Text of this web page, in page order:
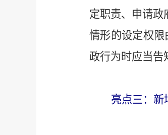
定职责、申请政
情形的设定权限
政行为时应当告
亮点三：新